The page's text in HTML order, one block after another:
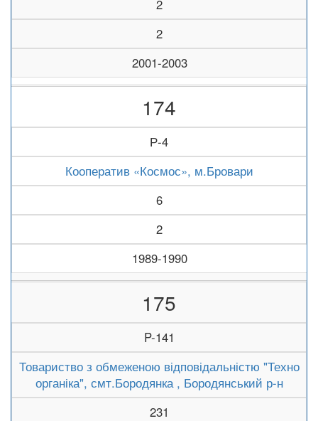
2
2
2001-2003
174
Р-4
Кооператив «Космос», м.Бровари
6
2
1989-1990
175
P-141
Товариство з обмеженою відповідальністю "Техно
органіка", смт.Бородянка , Бородянський р-н
231